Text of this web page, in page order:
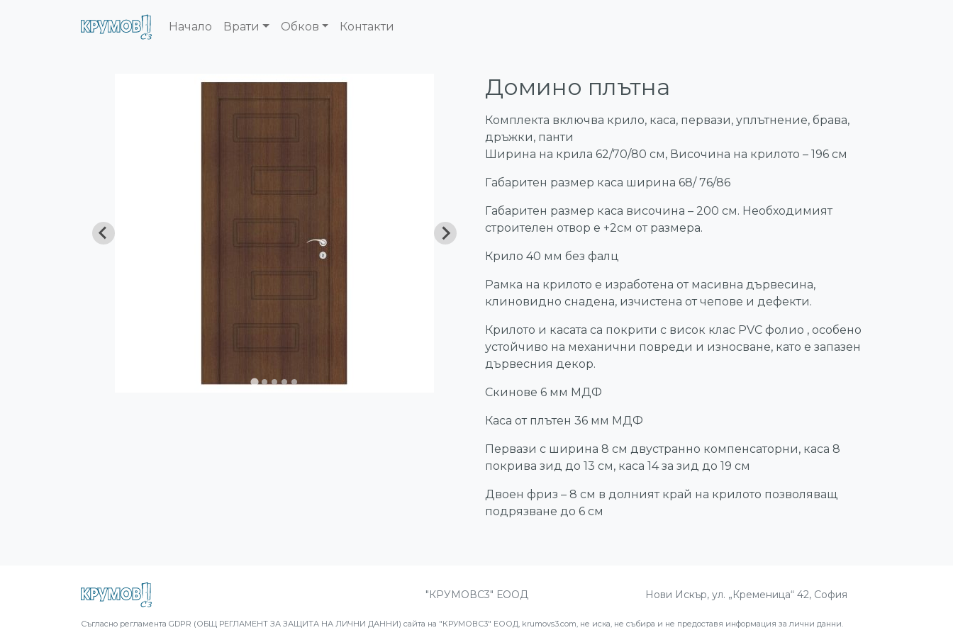
Начало Врати Обков Контакти
Домино плътна
Комплекта включва крило, каса, первази, уплътнение, брава,
дръжки, панти
Ширина на крила 62/70/80 см, Височина на крилото – 196 см
Габаритен размер каса ширина 68/ 76/86
Габаритен размер каса височина – 200 см. Необходимият
строителен отвор е +2см от размера.
Крило 40 мм без фалц
Рамка на крилото е изработена от масивна дървесина,
клиновидно снадена, изчистена от чепове и дефекти.
Крилото и касата са покрити с висок клас PVC фолио , особено
устойчиво на механични повреди и износване, като е запазен
дървесния декор.
Скинове 6 мм МДФ
Каса от плътен 36 мм МДФ
Первази с ширина 8 см двустранно компенсаторни, каса 8
покрива зид до 13 см, каса 14 за зид до 19 см
Двоен фриз – 8 см в долният край на крилото позволяващ
подрязване до 6 см
"КРУМОВС3" ЕООД Нови Искър, ул. „Кременица“ 42, София
Съгласно регламента GDPR (ОБЩ РЕГЛАМЕНТ ЗА ЗАЩИТА НА ЛИЧНИ ДАННИ) сайта на "КРУМОВС3" ЕООД, krumovs3.com, не иска, не събира и не предоставя информация за лични данни.